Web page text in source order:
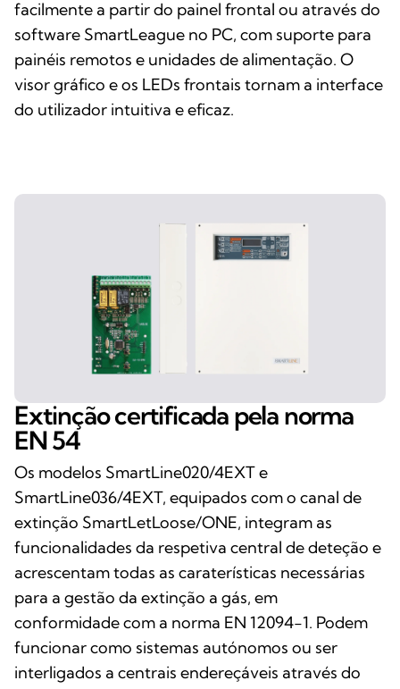
facilmente a partir do painel frontal ou através do
software SmartLeague no PC, com suporte para
painéis remotos e unidades de alimentação. O
visor gráfico e os LEDs frontais tornam a interface
do utilizador intuitiva e eficaz.
Extinção certificada pela norma
EN 54
Os modelos SmartLine020/4EXT e
SmartLine036/4EXT, equipados com o canal de
extinção SmartLetLoose/ONE, integram as
funcionalidades da respetiva central de deteção e
acrescentam todas as caraterísticas necessárias
para a gestão da extinção a gás, em
conformidade com a norma EN 12094-1. Podem
funcionar como sistemas autónomos ou ser
interligados a centrais endereçáveis através do